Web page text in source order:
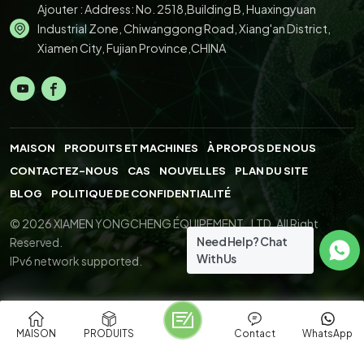
Ajouter : Address: No. 2518,Building B, Huaxingyuan
Industrial Zone, Chiwanggong Road, Xiang'an District,
Xiamen City, Fujian Province,CHINA
MAISON PRODUITS ET MACHINES
À PROPOS DE NOUS
CONTACTEZ-NOUS
CAS NOUVELLES
PLAN DU SITE
BLOG
POLITIQUE DE CONFIDENTIALITÉ
© 2026 XIAMEN YONGCHENG ÉQUIPEMENT., LTD. All Right
Reserved.
IPv6 network supported.
MAISON PRODUITS WhatsApp
Contact
Need Help? Chat
With Us